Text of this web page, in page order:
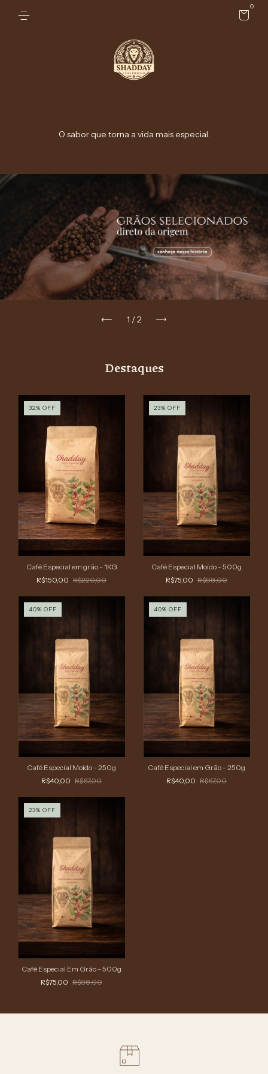
0
O sabor que torna a vida mais especial.
1 /2
Destaques
32% OFF
Café Especial em grão - 1KG
R$150,00 R$220,00
23% OFF
Café Especial Moído - 500g
R$75,00 R$98,00
40% OFF
Café Especial Moído - 250g
R$40,00 R$67,00
40% OFF
Café Especial em Grão - 250g
R$40,00 R$67,00
23% OFF
Café Especial Em Grão - 500g
R$75,00 R$98,00